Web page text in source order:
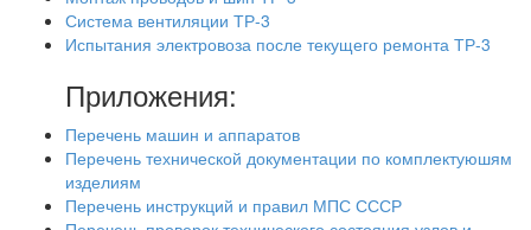
Система вентиляции ТР-3
Испытания электровоза после текущего ремонта ТР-3
Приложения:
Перечень машин и аппаратов
Перечень технической документации по комплектуюшям
изделиям
Перечень инструкций и правил МПС СССР